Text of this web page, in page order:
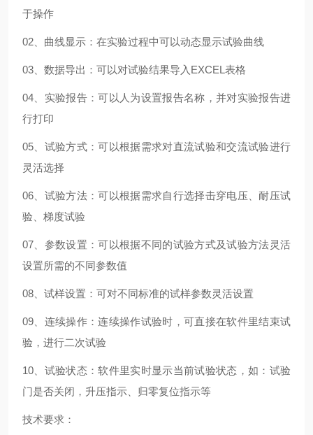
于操作
02、曲线显示：在实验过程中可以动态显示试验曲线
03、数据导出：可以对试验结果导入EXCEL表格
04、实验报告：可以人为设置报告名称，并对实验报告进
行打印
05、试验方式：可以根据需求对直流试验和交流试验进行
灵活选择
06、试验方法：可以根据需求自行选择击穿电压、耐压试
验、梯度试验
07、参数设置：可以根据不同的试验方式及试验方法灵活
设置所需的不同参数值
08、试样设置：可对不同标准的试样参数灵活设置
09、连续操作：连续操作试验时，可直接在软件里结束试
验，进行二次试验
10、试验状态：软件里实时显示当前试验状态，如：试验
门是否关闭，升压指示、归零复位指示等
技术要求：